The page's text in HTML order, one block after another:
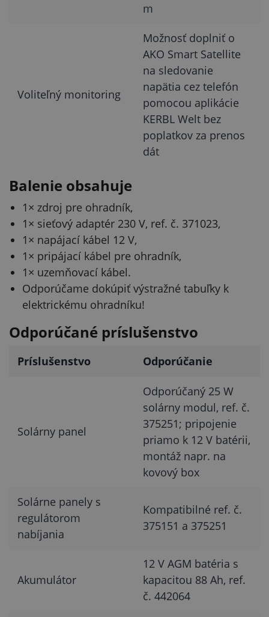
m
Voliteľný monitoring
Možnosť doplniť o
AKO Smart Satellite
na sledovanie
napätia cez telefón
pomocou aplikácie
KERBL Welt bez
poplatkov za prenos
dát
Balenie obsahuje
1× zdroj pre ohradník,
1× sieťový adaptér 230 V, ref. č. 371023,
1× napájací kábel 12 V,
1× pripájací kábel pre ohradník,
1× uzemňovací kábel.
Odporúčame dokúpiť výstražné tabuľky k
elektrickému ohradníku!
Odporúčané príslušenstvo
Príslušenstvo Odporúčanie
Solárny panel
Odporúčaný 25 W
solárny modul, ref. č.
375251; pripojenie
priamo k 12 V batérii,
montáž napr. na
kovový box
Solárne panely s
regulátorom
nabíjania
Kompatibilné ref. č.
375151 a 375251
Akumulátor
12 V AGM batéria s
kapacitou 88 Ah, ref.
č. 442064